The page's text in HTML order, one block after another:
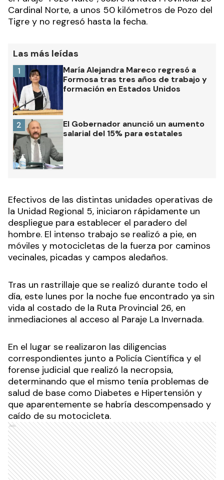
Cardinal Norte, a unos 50 kilómetros de Pozo del
Tigre y no regresó hasta la fecha.
Las más leídas
María Alejandra Mareco regresó a
Formosa tras tres años de trabajo y
formación en Estados Unidos
1
El Gobernador anunció un aumento
salarial del 15% para estatales
2
Efectivos de las distintas unidades operativas de
la Unidad Regional 5, iniciaron rápidamente un
despliegue para establecer el paradero del
hombre. El intenso trabajo se realizó a pie, en
móviles y motocicletas de la fuerza por caminos
vecinales, picadas y campos aledaños.
Tras un rastrillaje que se realizó durante todo el
día, este lunes por la noche fue encontrado ya sin
vida al costado de la Ruta Provincial 26, en
inmediaciones al acceso al Paraje La Invernada.
En el lugar se realizaron las diligencias
correspondientes junto a Policía Científica y el
forense judicial que realizó la necropsia,
determinando que el mismo tenía problemas de
salud de base como Diabetes e Hipertensión y
que aparentemente se habría descompensado y
caído de su motocicleta.
Ads